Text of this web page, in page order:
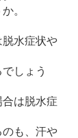
。
水症状や
しょう
は脱水症
も、汗や